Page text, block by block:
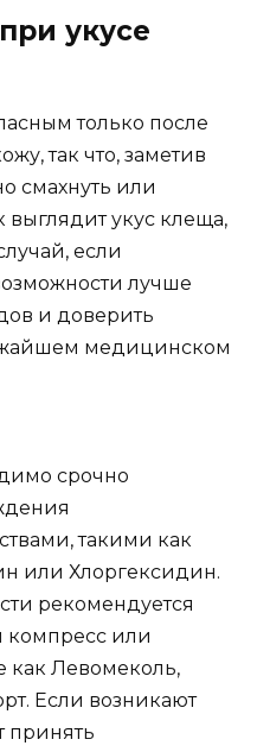
укусе
только после
так что, заметив
смахнуть или
выглядит укус клеща,
если
лучше
и доверить
медицинском
срочно
такими как
или Хлоргексидин.
рекомендуется
компресс или
как Левомеколь,
Если возникают
принять